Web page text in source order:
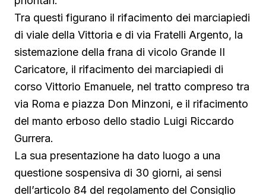
Tra questi figurano il rifacimento dei marciapiedi
di viale della Vittoria e di via Fratelli Argento, la
sistemazione della frana di vicolo Grande II
Caricatore, il rifacimento dei marciapiedi di
corso Vittorio Emanuele, nel tratto compreso tra
via Roma e piazza Don Minzoni, e il rifacimento
del manto erboso dello stadio Luigi Riccardo
Gurrera.
La sua presentazione ha dato luogo a una
questione sospensiva di 30 giorni, ai sensi
dell’articolo 84 del regolamento del Consiglio